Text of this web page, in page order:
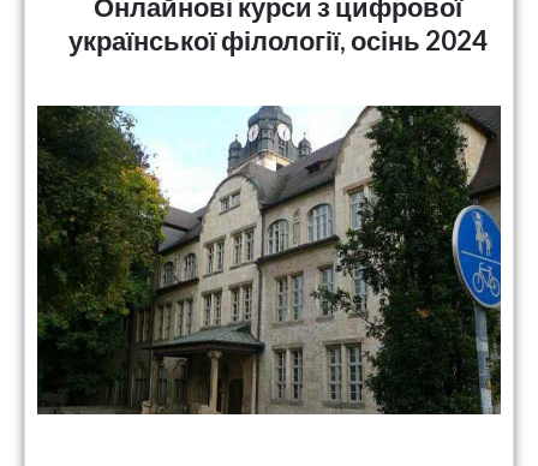
української філології, осінь 2024